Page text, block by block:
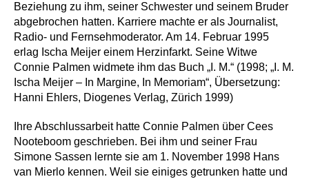
Beziehung zu ihm, seiner Schwester und seinem Bruder
abgebrochen hatten. Karriere machte er als Journalist,
Radio- und Fernsehmoderator. Am 14. Februar 1995
erlag Ischa Meijer einem Herzinfarkt. Seine Witwe
Connie Palmen widmete ihm das Buch „I. M.“ (1998; „I. M.
Ischa Meijer – In Margine, In Memoriam“, Übersetzung:
Hanni Ehlers, Diogenes Verlag, Zürich 1999)
Ihre Abschlussarbeit hatte Connie Palmen über Cees
Nooteboom geschrieben. Bei ihm und seiner Frau
Simone Sassen lernte sie am 1. November 1998 Hans
van Mierlo kennen. Weil sie einiges getrunken hatte und